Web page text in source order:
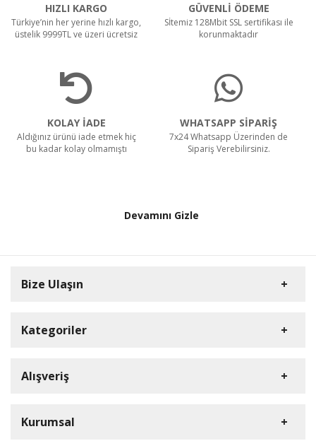
HIZLI KARGO
Türkiye’nin her yerine hızlı kargo,
üstelik 9999TL ve üzeri ücretsiz
GÜVENLİ ÖDEME
Sİtemiz 128Mbit SSL sertifikası ile
korunmaktadır
KOLAY İADE
Aldığınız ürünü iade etmek hiç
bu kadar kolay olmamıştı
WHATSAPP SİPARİŞ
7x24 Whatsapp Üzerinden de
Sipariş Verebilirsiniz.
Devamını Gizle
Bize Ulaşın
0212 909 37 26
Kategoriler
DVR Cihazlar
NVR Cihazlar
Alışveriş
Kurumsal